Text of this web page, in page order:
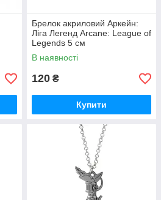
Брелок акриловий Аркейн:
Ліга Легенд Arcane: League of
Legends 5 см
В наявності
120 ₴
Купити